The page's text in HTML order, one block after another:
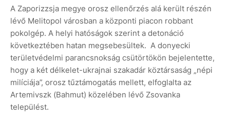
A Zaporizzsja megye orosz ellenőrzés alá került részén
lévő Melitopol városban a központi piacon robbant
pokolgép. A helyi hatóságok szerint a detonáció
következtében hatan megsebesültek. A donyecki
területvédelmi parancsnokság csütörtökön bejelentette,
hogy a két délkelet-ukrajnai szakadár köztársaság „népi
milíciája”, orosz tűztámogatás mellett, elfoglalta az
Artemivszk (Bahmut) közelében lévő Zsovanka
települést.